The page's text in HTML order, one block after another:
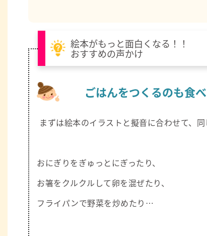
絵本がもっと面白くなる！！
おすすめの声かけ
ごはんをつくるのも食
まずは絵本のイラストと擬音に合わせて、同
おにぎりをぎゅっとにぎったり、
お箸をクルクルして卵を混ぜたり、
フライパンで野菜を炒めたり…